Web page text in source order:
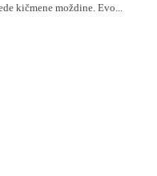
kičmene moždine. Evo...